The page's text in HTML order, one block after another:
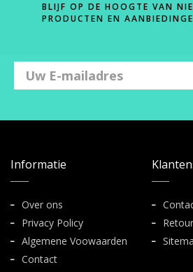
BLIJF OP DE HOOGTE VAN
PRODUCTEN EN
Informatie
Over ons
Privacy Policy
Algemene Voowaarden
Contact